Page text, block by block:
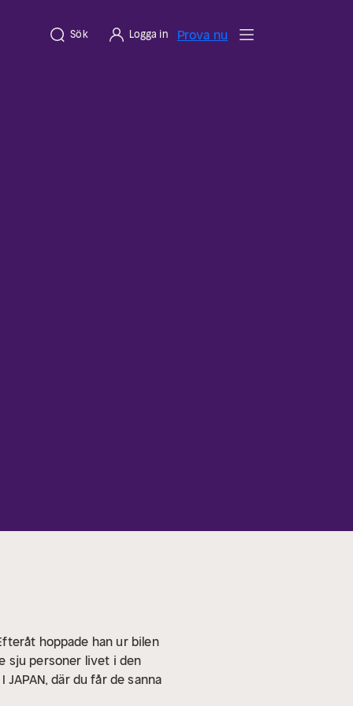
Sök Logga in Prova nu
hoppade han ur bilen
sju personer livet i den
JAPAN, där du får de sanna